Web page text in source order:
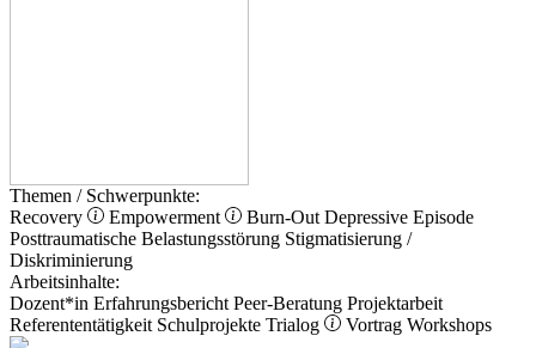
Themen / Schwerpunkte:
Recovery
Empowerment Burn-Out Depressive Episode
Posttraumatische Belastungsstörung Stigmatisierung /
Diskriminierung
Arbeitsinhalte:
Dozent*in Erfahrungsbericht Peer-Beratung Projektarbeit
Referententätigkeit Schulprojekte Trialog Vortrag Workshops